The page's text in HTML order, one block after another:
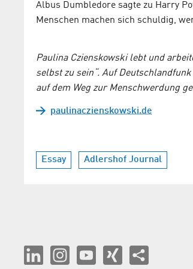
Albus Dumbledore sagte zu Harry
Menschen machen sich schuldig,
Paulina Czienskowski lebt und
selbst zu sein“. Auf
auf dem Weg zur Menschwerdung
paulinaczienskowski.de
Essay Adlershof Journal